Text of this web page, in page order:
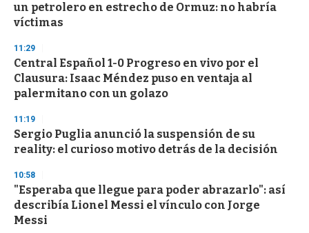
un petrolero en estrecho de Ormuz: no habría
víctimas
11:29
Central Español 1-0 Progreso en vivo por el
Clausura: Isaac Méndez puso en ventaja al
palermitano con un golazo
11:19
Sergio Puglia anunció la suspensión de su
reality: el curioso motivo detrás de la decisión
10:58
"Esperaba que llegue para poder abrazarlo": así
describía Lionel Messi el vínculo con Jorge
Messi